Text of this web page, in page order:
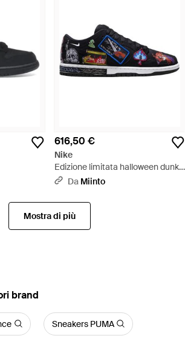
616,50 €
Nike
Edizione limitata halloween dunk
low pro qs neckface - Blu
Da Miinto
Mostra di più
brand
Sneakers PUMA